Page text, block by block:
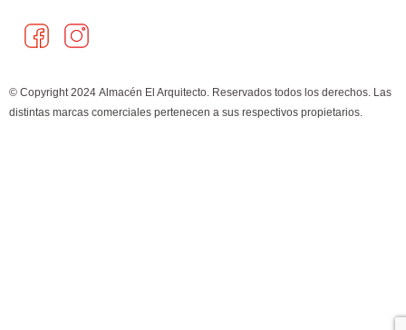
a
c
b
n
s
a
© Copyright 2024 Almacén El Arquitecto. Reservados todos los derechos. Las
distintas marcas comerciales pertenecen a sus respectivos propietarios.